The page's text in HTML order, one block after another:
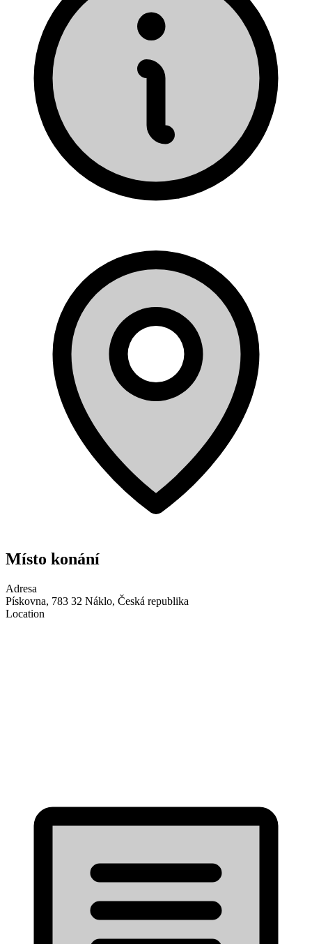
Místo konání
Adresa
Pískovna, 783 32 Náklo, Česká republika
Location